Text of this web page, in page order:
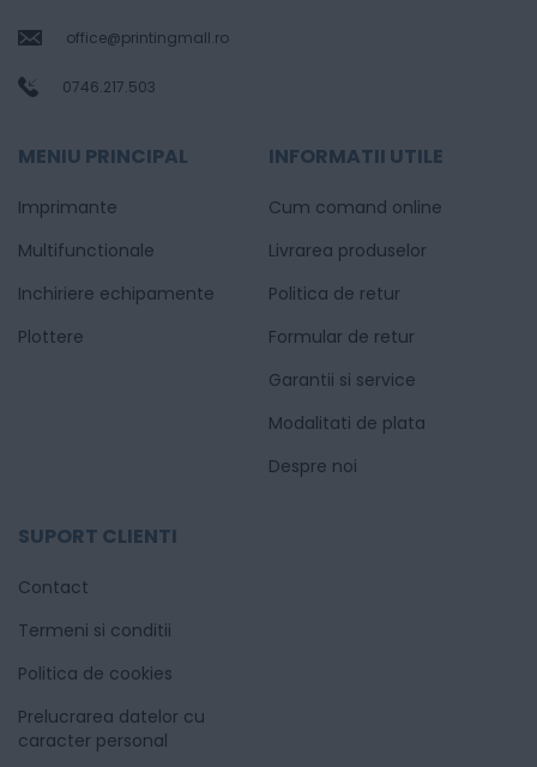
office@printingmall.ro
0746.217.503
MENIU PRINCIPAL
Imprimante
Multifunctionale
Inchiriere echipamente
Plottere
INFORMATII UTILE
Cum comand online
Livrarea produselor
Politica de retur
Formular de retur
Garantii si service
Modalitati de plata
Despre noi
SUPORT CLIENTI
Contact
Termeni si conditii
Politica de cookies
Prelucrarea datelor cu
caracter personal